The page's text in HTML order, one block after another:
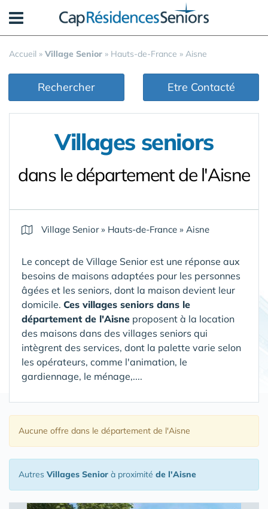
Accueil » Village Senior » Hauts-de-France » Aisne
Rechercher Etre Contacté
Villages seniors
dans le département de l'Aisne
Village Senior» Hauts-de-France » Aisne
Le concept de Village Senior est une réponse aux
besoins de maisons adaptées pour les personnes
âgées et les seniors, dont la maison devient leur
domicile. Ces villages seniors dans le
département de l'Aisne proposent à la location
des maisons dans des villages seniors qui
intègrent des services, dont la palette varie selon
les opérateurs, comme l'animation, le
gardiennage, le ménage,....
Aucune offre dans le département de l'Aisne
Autres Villages Senior à proximité de l'Aisne